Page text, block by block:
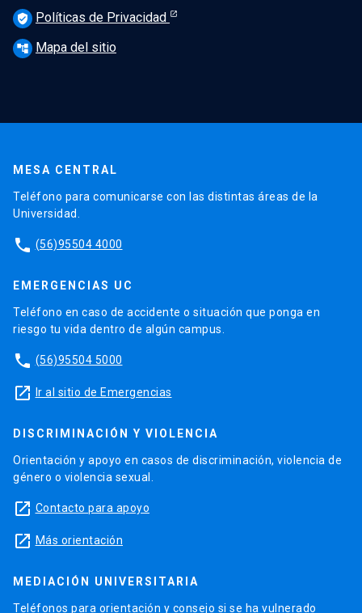
verified_user Políticas de Privacidad
account_tree Mapa del sitio
MESA CENTRAL
Teléfono para comunicarse con las distintas áreas de la
Universidad.
phone (56)95504 4000
EMERGENCIAS UC
Teléfono en caso de accidente o situación que ponga en
riesgo tu vida dentro de algún campus.
phone (56)95504 5000
launch Ir al sitio de Emergencias
DISCRIMINACIÓN Y VIOLENCIA
Orientación y apoyo en casos de discriminación, violencia de
género o violencia sexual.
launch Contacto para apoyo
launch Más orientación
MEDIACIÓN UNIVERSITARIA
Teléfonos para orientación y consejo si se ha vulnerado